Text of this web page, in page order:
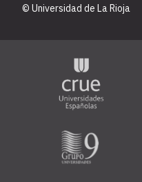
© Universidad de La Rioja